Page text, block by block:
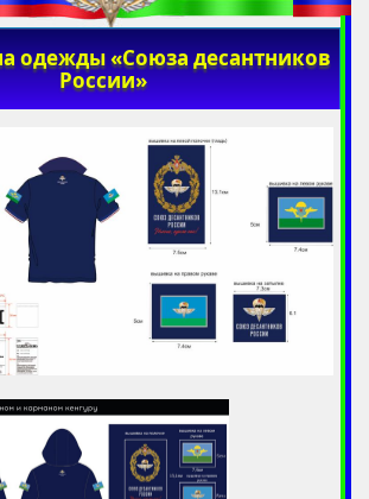
одежды «Союза десантников
России»